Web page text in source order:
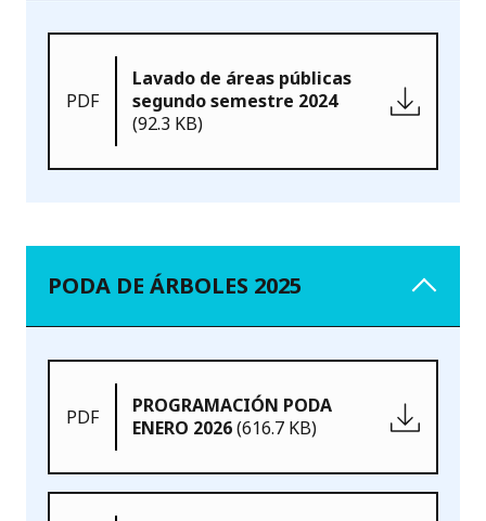
PDF
Lavado de áreas públicas
segundo semestre 2024
(92.3 KB)
PODA DE ÁRBOLES 2025
PDF
PROGRAMACIÓN PODA
ENERO 2026(616.7 KB)